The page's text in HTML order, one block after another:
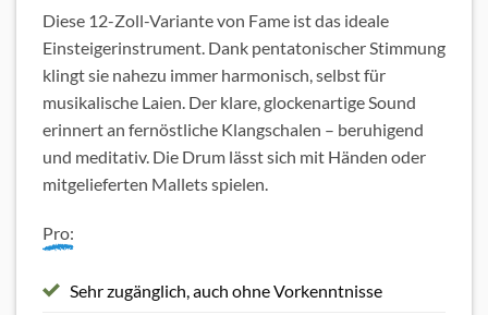
Diese 12-Zoll-Variante von Fame ist das ideale
Einsteigerinstrument. Dank pentatonischer Stimmung
klingt sie nahezu immer harmonisch, selbst für
musikalische Laien. Der klare, glockenartige Sound
erinnert an fernöstliche Klangschalen – beruhigend
und meditativ. Die Drum lässt sich mit Händen oder
mitgelieferten Mallets spielen.
Pro:
Sehr zugänglich, auch ohne Vorkenntnisse